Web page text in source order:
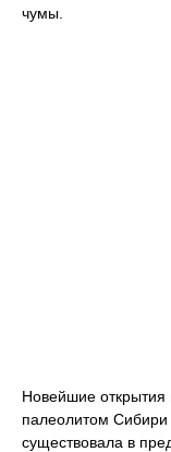
чумы.
Новейшие открытия
палеолитом Сибири
существовала в